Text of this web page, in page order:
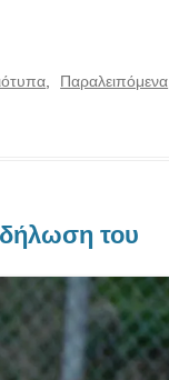
Παραλειπόμενα
του